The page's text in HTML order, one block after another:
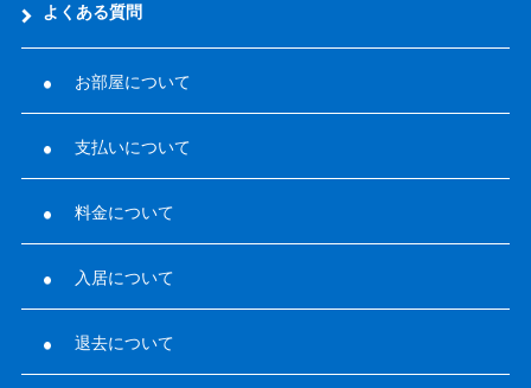
よくある質問
お部屋について
支払いについて
料金について
入居について
退去について